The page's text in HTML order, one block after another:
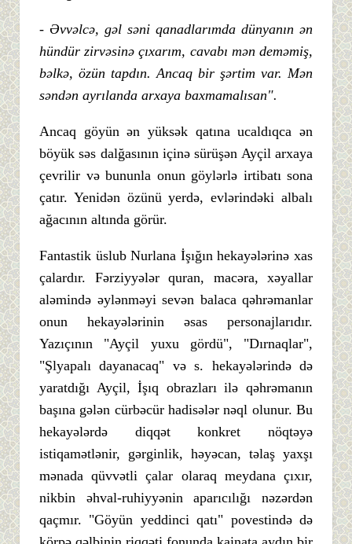
- Əvvəlcə, gəl səni qanadlarımda dünyanın ən
hündür zirvəsinə çıxarım, cavabı mən deməmiş,
bəlkə, özün tapdın. Ancaq bir şərtim var. Mən
səndən ayrılanda arxaya baxmamalısan".
Ancaq göyün ən yüksək qatına ucaldıqca ən
böyük səs dalğasının içinə sürüşən Ayçil arxaya
çevrilir və bununla onun göylərlə irtibatı sona
çatır. Yenidən özünü yerdə, evlərindəki albalı
ağacının altında görür.
Fantastik üslub Nurlana İşığın hekayələrinə xas
çalardır. Fərziyyələr quran, macəra, xəyallar
aləmində əylənməyi sevən balaca qəhrəmanlar
onun hekayələrinin əsas personajlarıdır.
Yazıçının "Ayçil yuxu gördü", "Dırnaqlar",
"Şlyapalı dayanacaq" və s. hekayələrində də
yaratdığı Ayçil, İşıq obrazları ilə qəhrəmanın
başına gələn cürbəcür hadisələr nəql olunur. Bu
hekayələrdə diqqət konkret nöqtəyə
istiqamətlənir, gərginlik, həyəcan, təlaş yaxşı
mənada qüvvətli çalar olaraq meydana çıxır,
nikbin əhval-ruhiyyənin aparıcılığı nəzərdən
qaçmır. "Göyün yeddinci qatı" povestində də